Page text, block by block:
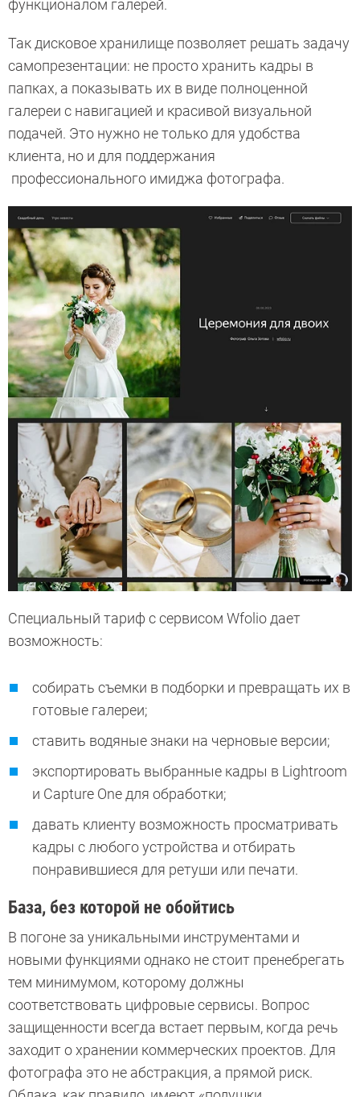
функционалом галерей.
Так дисковое хранилище позволяет решать задачу
самопрезентации: не просто хранить кадры в
папках, а показывать их в виде полноценной
галереи с навигацией и красивой визуальной
подачей. Это нужно не только для удобства
клиента, но и для поддержания
профессионального имиджа фотографа.
Специальный тариф с сервисом Wfolio дает
возможность:
собирать съемки в подборки и превращать их в
готовые галереи;
ставить водяные знаки на черновые версии;
экспортировать выбранные кадры в Lightroom
и Capture One для обработки;
давать клиенту возможность просматривать
кадры с любого устройства и отбирать
понравившиеся для ретуши или печати.
База, без которой не обойтись
В погоне за уникальными инструментами и
новыми функциями однако не стоит пренебрегать
тем минимумом, которому должны
соответствовать цифровые сервисы. Вопрос
защищенности всегда встает первым, когда речь
заходит о хранении коммерческих проектов. Для
фотографа это не абстракция, а прямой риск.